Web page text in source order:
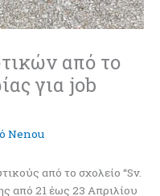
από το
για job
Nenou
από το σχολείο “Sv.
από 21 έως 23 Απριλίου